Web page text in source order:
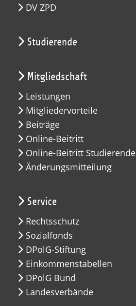
DV ZPD
Studierende
Mitgliedschaft
Leistungen
Mitgliedervorteile
Beiträge
Online-Beitritt
Online-Beitritt Studierende
Änderungsmitteilung
Service
Rechtsschutz
Sozialfonds
DPolG-Stiftung
Einkommenstabellen
DPolG Bund
Landesverbände